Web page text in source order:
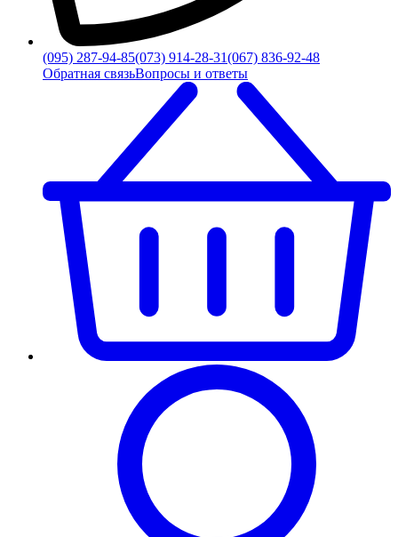
(095) 287-94-85(073) 914-28-31(067) 836-92-48
Обратная связьВопросы и ответы